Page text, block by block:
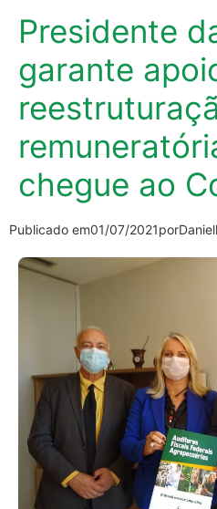
Presidente
garante
chegue ao
Publicado em01/07/2021por